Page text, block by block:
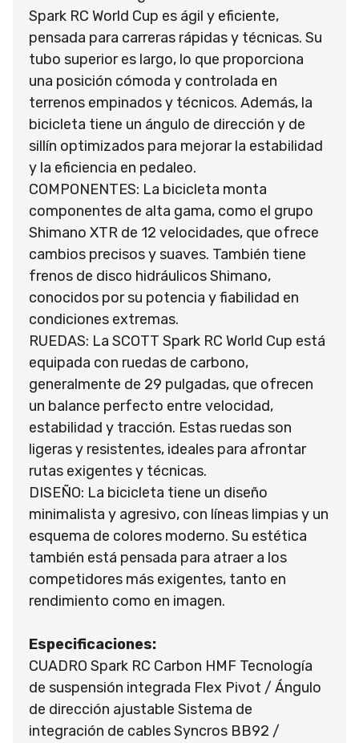
Spark RC World Cup es ágil y eficiente,
pensada para carreras rápidas y técnicas. Su
tubo superior es largo, lo que proporciona
una posición cómoda y controlada en
terrenos empinados y técnicos. Además, la
bicicleta tiene un ángulo de dirección y de
sillín optimizados para mejorar la estabilidad
y la eficiencia en pedaleo.
COMPONENTES: La bicicleta monta
componentes de alta gama, como el grupo
Shimano XTR de 12 velocidades, que ofrece
cambios precisos y suaves. También tiene
frenos de disco hidráulicos Shimano,
conocidos por su potencia y fiabilidad en
condiciones extremas.
RUEDAS: La SCOTT Spark RC World Cup está
equipada con ruedas de carbono,
generalmente de 29 pulgadas, que ofrecen
un balance perfecto entre velocidad,
estabilidad y tracción. Estas ruedas son
ligeras y resistentes, ideales para afrontar
rutas exigentes y técnicas.
DISEÑO: La bicicleta tiene un diseño
minimalista y agresivo, con líneas limpias y un
esquema de colores moderno. Su estética
también está pensada para atraer a los
competidores más exigentes, tanto en
rendimiento como en imagen.
Especificaciones:
CUADRO Spark RC Carbon HMF Tecnología
de suspensión integrada Flex Pivot / Ángulo
de dirección ajustable Sistema de
integración de cables Syncros BB92 /